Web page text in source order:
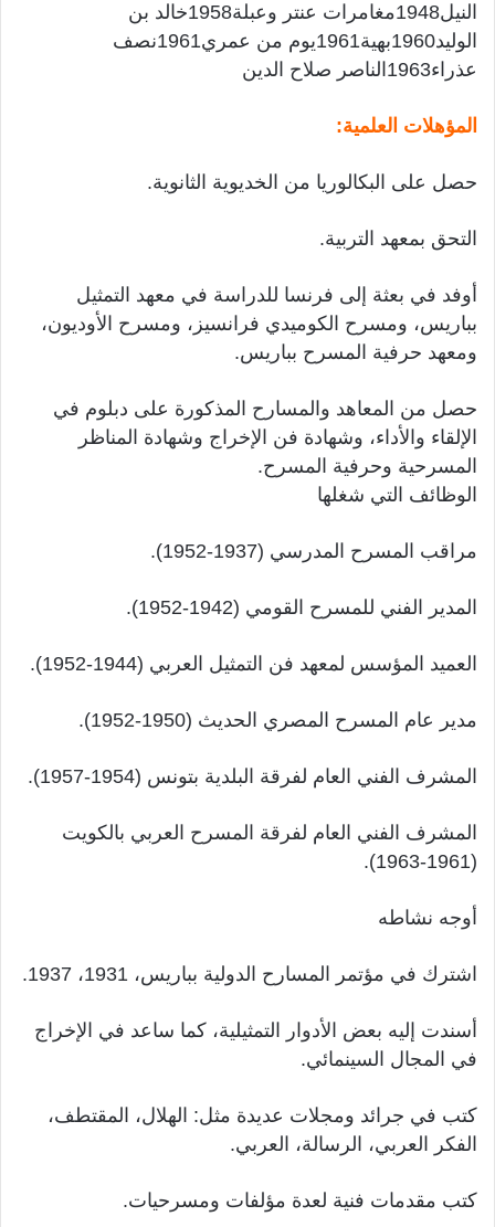
النيل1948مغامرات عنتر وعبلة1958خالد بن
الوليد1960بهية1961يوم من عمري1961نصف
عذراء1963الناصر صلاح الدين
المؤهلات العلمية:
حصل على البكالوريا من الخديوية الثانوية.
التحق بمعهد التربية.
أوفد في بعثة إلى فرنسا للدراسة في معهد التمثيل
بباريس، ومسرح الكوميدي فرانسيز، ومسرح الأوديون،
ومعهد حرفية المسرح بباريس.
حصل من المعاهد والمسارح المذكورة على دبلوم في
الإلقاء والأداء، وشهادة فن الإخراج وشهادة المناظر
المسرحية وحرفية المسرح.
الوظائف التي شغلها
مراقب المسرح المدرسي (1937-1952).
المدير الفني للمسرح القومي (1942-1952).
العميد المؤسس لمعهد فن التمثيل العربي (1944-1952).
مدير عام المسرح المصري الحديث (1950-1952).
المشرف الفني العام لفرقة البلدية بتونس (1954-1957).
المشرف الفني العام لفرقة المسرح العربي بالكويت
(1961-1963).
أوجه نشاطه
اشترك في مؤتمر المسارح الدولية بباريس، 1931، 1937.
أسندت إليه بعض الأدوار التمثيلية، كما ساعد في الإخراج
في المجال السينمائي.
كتب في جرائد ومجلات عديدة مثل: الهلال، المقتطف،
الفكر العربي، الرسالة، العربي.
كتب مقدمات فنية لعدة مؤلفات ومسرحيات.